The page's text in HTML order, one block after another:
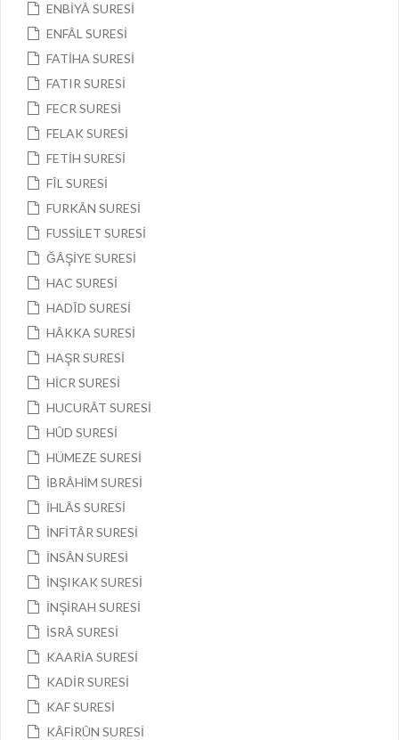
ENBİYÂ SURESİ
ENFÂL SURESİ
FATİHA SURESİ
FATIR SURESİ
FECR SURESİ
FELAK SURESİ
FETİH SURESİ
FÎL SURESİ
FURKÂN SURESİ
FUSSİLET SURESİ
ĞÂŞİYE SURESİ
HAC SURESİ
HADÎD SURESİ
HÂKKA SURESİ
HAŞR SURESİ
HİCR SURESİ
HUCURÂT SURESİ
HÛD SURESİ
HÜMEZE SURESİ
İBRÂHİM SURESİ
İHLÂS SURESİ
İNFİTÂR SURESİ
İNSÂN SURESİ
İNŞIKAK SURESİ
İNŞİRAH SURESİ
İSRÂ SURESİ
KAARİA SURESİ
KADİR SURESİ
KAF SURESİ
KÂFİRÛN SURESİ